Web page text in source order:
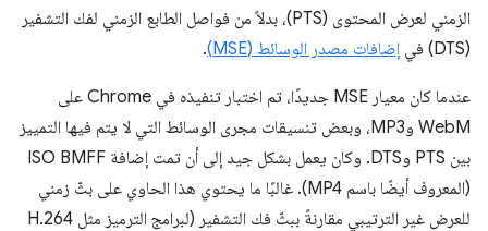
الزمني لعرض المحتوى (PTS)، بدلاً من فواصل الطابع الزمني لفك التشفير
(DTS) في
إضافات مصدر الوسائط (MSE) .
عندما كان معيار MSE جديدًا، تم اختبار تنفيذه في Chrome على
WebM وMP3، وبعض تنسيقات مجرى الوسائط التي لا يتم فيها التمييز
بين PTS وDTS. وكان يعمل بشكل جيد إلى أن تمت إضافة ISO BMFF
(المعروف أيضًا باسم MP4). غالبًا ما يحتوي هذا الحاوي على بثّ زمني
للعرض غير الترتيبي مقارنةً ببثّ فك التشفير (لبرامج الترميز مثل H.264